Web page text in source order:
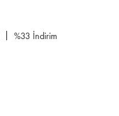
%33 İndirim